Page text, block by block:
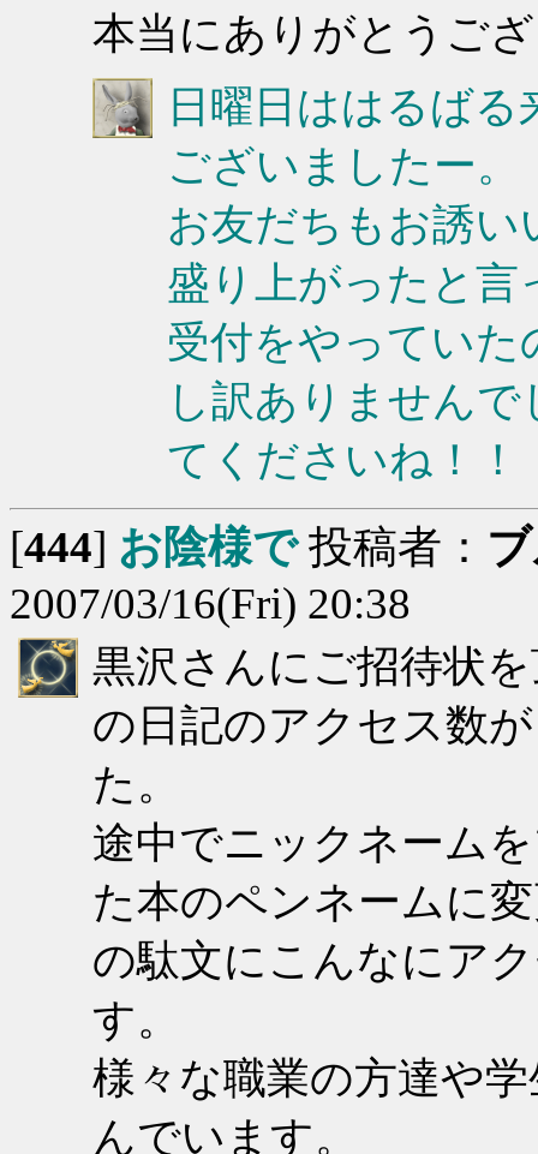
本当にありがとうご
日曜日ははるば
ございましたー。
お友だちもお誘
盛り上がったと言
受付をやってい
し訳ありません
てくださいね！！
[444] お陰様で投稿者：
2007/03/16(Fri) 20:38
黒沢さんにご招待状
の日記のアクセス数
た。
途中でニックネーム
た本のペンネームに
の駄文にこんなにア
す。
様々な職業の方達や
んでいます。